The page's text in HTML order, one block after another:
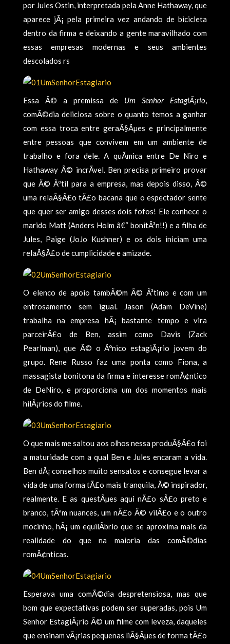
por Jules Ostin, interpretada pela Anne Hathaway, que
aparece jÃ¡ pela primeira vez andando de bicicleta
dentro da firma e deixando a gente maravilhado com
essas empresas modernas e seus ambientes
descolados rs
Essa Ã© a premissa de Um Senhor EstagiÃ¡rio,
comÃ©dia deliciosa sobre o quanto temos a ganhar
com essa troca entre geraÃ§Ãµes e principalmente
entre pessoas que convivem em um ambiente de
trabalho e fora dele. A quÃ­mica entre De Niro e
Hathaway Ã© incrÃ­vel. Ben precisa primeiro provar
que Ã© Ãºtil para a empresa, mas depois disso, Ã©
uma relaÃ§Ã£o tÃ£o bacana que o espectador sente
que quer ser amigo desses dois fofos! Ele conhece o
marido Matt (Anders Holm â€“ bonitÃ³n!!) e a filha de
Jules, Paige (JoJo Kushner) e os dois iniciam uma
relaÃ§Ã£o de cumplicidade e amizade.
O elenco de apoio tambÃ©m Ã© Ã³timo e com um
entrosamento sem igual. Jason (Adam DeVine)
trabalha na empresa hÃ¡ bastante tempo e vira
parceirÃ£o de Ben, assim como Davis (Zack
Pearlman), que Ã© o Ãºnico estagiÃ¡rio jovem do
grupo. Rene Russo faz uma ponta como Fiona, a
massagista bonitona da firma e interesse romÃ¢ntico
de DeNiro, e proporciona um dos momentos mais
hilÃ¡rios do filme.
O que mais me saltou aos olhos nessa produÃ§Ã£o foi
a maturidade com a qual Ben e Jules encaram a vida.
Ben dÃ¡ conselhos muito sensatos e consegue levar a
vida de uma forma tÃ£o mais tranquila, Ã© inspirador,
realmente. E as questÃµes aqui nÃ£o sÃ£o preto e
branco, tÃªm nuances, um nÃ£o Ã© vilÃ£o e o outro
mocinho, hÃ¡ um equilÃ­brio que se aproxima mais da
realidade do que na maioria das comÃ©dias
romÃ¢nticas.
Esperava uma comÃ©dia despretensiosa, mas que
bom que expectativas podem ser superadas, pois Um
Senhor EstagiÃ¡rio Ã© um filme com leveza, daqueles
que ensinam vÃ¡rias pequenas liÃ§Ãµes de forma tÃ£o